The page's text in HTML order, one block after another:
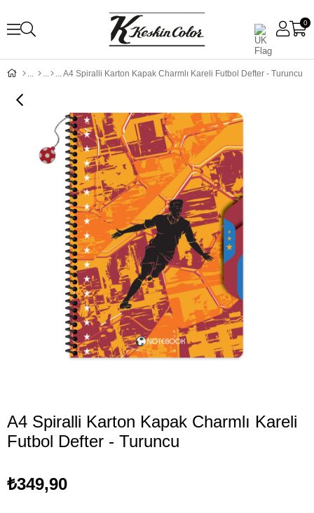
0
A4 Spiralli Karton Kapak Charmlı Kareli Futbol Defter - Turuncu
A4 Spiralli Karton Kapak Charmlı Kareli
Futbol Defter - Turuncu
₺349,90